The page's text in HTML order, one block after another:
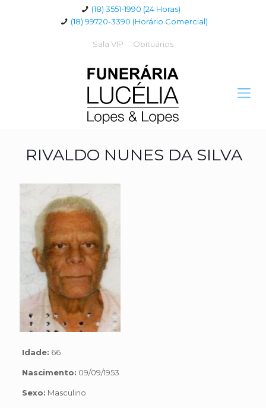
(18) 3551-1990 (24 Horas)
(18) 99720-3390 (Horário Comercial)
Sala VIP Obituários
RIVALDO NUNES DA SILVA
Idade: 66
Nascimento: 09/09/1953
Sexo: Masculino